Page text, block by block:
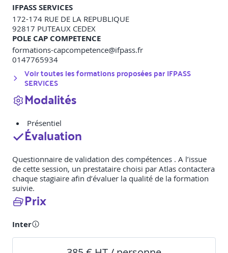
IFPASS SERVICES
172-174 RUE DE LA REPUBLIQUE
92817 PUTEAUX CEDEX
POLE CAP COMPETENCE
formations-capcompetence@ifpass.fr
0147765934
Voir toutes les formations proposées parIFPASS
SERVICES
Modalités
Présentiel
Évaluation
Questionnaire de validation des compétences . A l’issue
de cette session, un prestataire choisi par Atlas contactera
chaque stagiaire afin d’évaluer la qualité de la formation
suivie.
Prix
Inter